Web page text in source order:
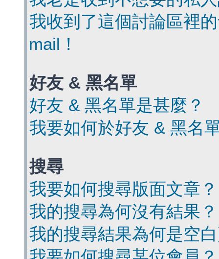
我收到了這個討論區裡
mail！
好友 & 黑名單
好友 & 黑名單是甚麼？
我要如何於好友 & 黑名
搜尋
我要如何搜尋版面文章？
我的搜尋為何沒有結果？
我的搜尋結果為何是空